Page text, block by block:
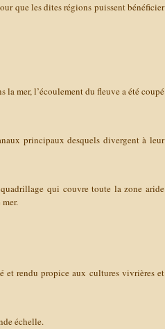
que les dites régions puissent bénéficier
mer, l’écoulement du fleuve a été coupé
principaux desquels divergent à leur
qui couvre toute la zone aride
et rendu propice aux cultures vivrières et
échelle.